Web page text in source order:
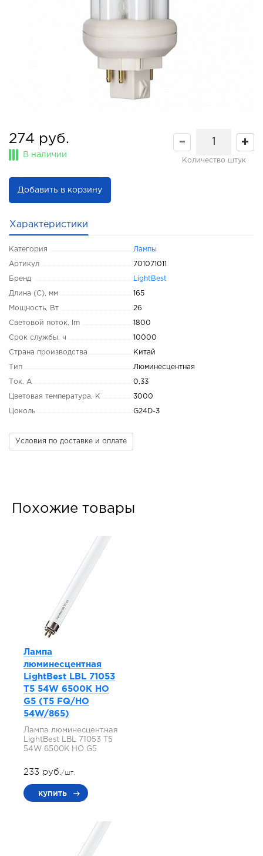
274 руб.
В наличии
Количество штук
Добавить в корзину
Характеристики
Категория Лампы
Артикул 701071011
Бренд LightBest
Длина (C), мм 165
Мощность, Вт 26
Световой поток, lm 1800
Срок службы, ч 10000
Страна производства Китай
Тип Люминесцентная
Ток, А 0,33
Цветовая температура, K 3000
Цоколь G24D-3
Условия по доставке и оплате
Похожие товары
Лампа
люминесцентная
LightBest LBL 71053
T5 54W 6500K HO
G5 (T5 FQ/HO
54W/865)
Лампа люминесцентная
LightBest LBL 71053 T5
54W 6500K HO G5
233 руб./шт.
купить